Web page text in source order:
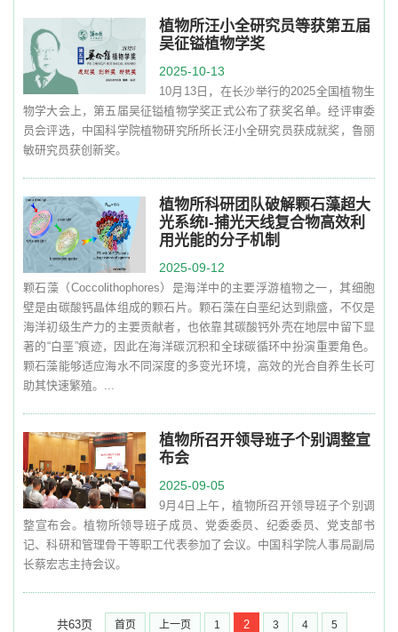
植物所汪小全研究员等获第五届
吴征镒植物学奖
2025-10-13
10月13日，在长沙举行的2025全国植物生
物学大会上，第五届吴征镒植物学奖正式公布了获奖名单。经评审委
员会评选，中国科学院植物研究所所长汪小全研究员获成就奖，鲁丽
敏研究员获创新奖。
植物所科研团队破解颗石藻超大
光系统I-捕光天线复合物高效利
用光能的分子机制
2025-09-12
颗石藻（Coccolithophores）是海洋中的主要浮游植物之一，其细胞
壁是由碳酸钙晶体组成的颗石片。颗石藻在白垩纪达到鼎盛，不仅是
海洋初级生产力的主要贡献者，也依靠其碳酸钙外壳在地层中留下显
著的“白垩”痕迹，因此在海洋碳沉积和全球碳循环中扮演重要角色。
颗石藻能够适应海水不同深度的多变光环境，高效的光合自养生长可
助其快速繁殖。...
植物所召开领导班子个别调整宣
布会
2025-09-05
9月4日上午，植物所召开领导班子个别调
整宣布会。植物所领导班子成员、党委委员、纪委委员、党支部书
记、科研和管理骨干等职工代表参加了会议。中国科学院人事局副局
长蔡宏志主持会议。
共63页 首页 上一页 1 2 3 4 5